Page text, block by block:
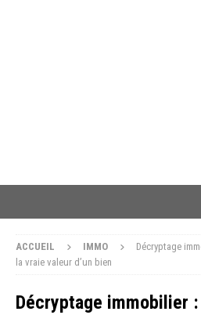
ACCUEIL IMMO
Décryptage
la vraie valeur d’un bien
Décryptage immobilier